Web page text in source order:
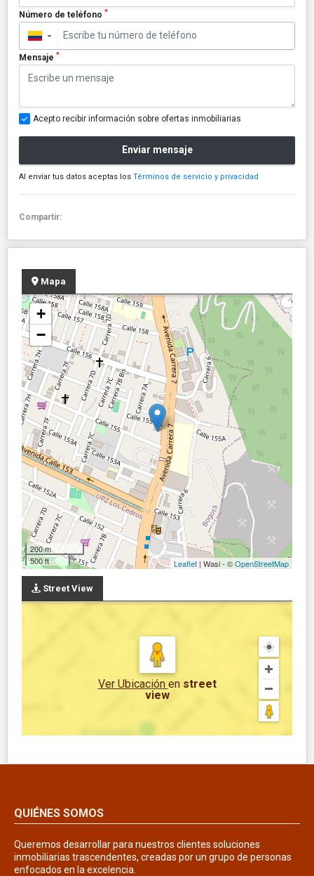
Número de teléfono *
▼
Mensaje *
Acepto recibir información sobre ofertas inmobiliarias
Enviar mensaje
Al enviar tus datos aceptas los Términos de servicio y privacidad
Compartir:
Mapa
+
−
200 m
500 ft
Leaflet | Wasi - ©OpenStreetMap
Street View
Ver Ubicación en street
view
QUIÉNES SOMOS
Queremos desarrollar para nuestros clientes soluciones
inmobiliarias trascendentes, creadas por un grupo de personas
enfocados en la excelencia.